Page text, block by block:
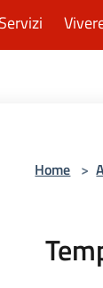
Servizi
Home >